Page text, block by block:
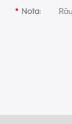
Nota: